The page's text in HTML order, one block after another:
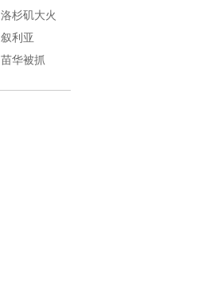
洛杉矶大火
叙利亚
苗华被抓